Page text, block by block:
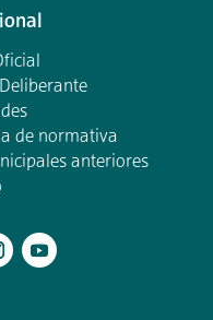
de normativa
anteriores